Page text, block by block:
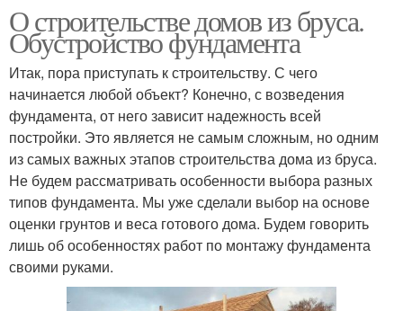
О строительстве домов из бруса.
Обустройство фундамента
Итак, пора приступать к строительству. С чего
начинается любой объект? Конечно, с возведения
фундамента, от него зависит надежность всей
постройки. Это является не самым сложным, но одним
из самых важных этапов строительства дома из бруса.
Не будем рассматривать особенности выбора разных
типов фундамента. Мы уже сделали выбор на основе
оценки грунтов и веса готового дома. Будем говорить
лишь об особенностях работ по монтажу фундамента
своими руками.